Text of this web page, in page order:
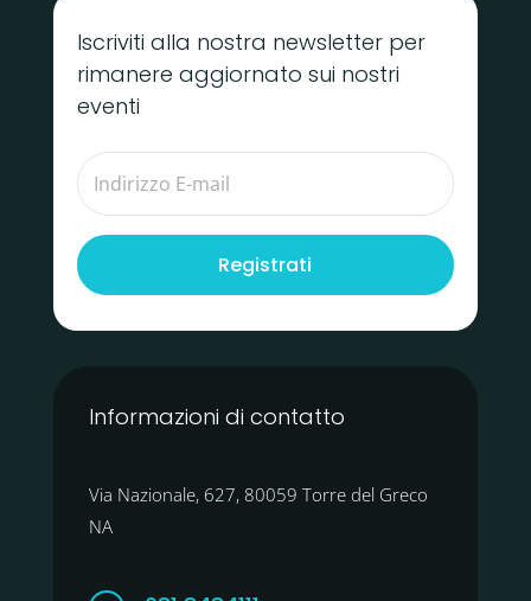
Iscriviti alla nostra newsletter per
rimanere aggiornato sui nostri
eventi
Registrati
Informazioni di contatto
Via Nazionale, 627, 80059 Torre del Greco
NA